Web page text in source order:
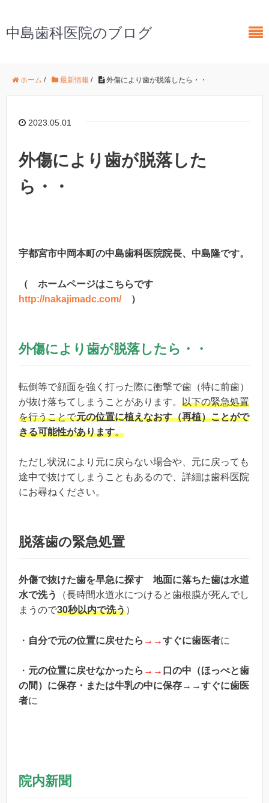
中島歯科医院のブログ
ホーム / 最新情報 / 外傷により歯が脱落したら・・
2023.05.01
外傷により歯が脱落した
ら・・
宇都宮市中岡本町の中島歯科医院院長、中島隆です。
（ ホームページはこちらです
http://nakajimadc.com/）
外傷により歯が脱落したら・・
転倒等で顔面を強く打った際に衝撃で歯（特に前歯）
が抜け落ちてしまうことがあります。 以下の緊急処置
を行うことで元の位置に植えなおす（再植）ことがで
きる可能性があります。
ただし状況により元に戻らない場合や、元に戻っても
途中で抜けてしまうこともあるので、詳細は歯科医院
にお尋ねください。
脱落歯の緊急処置
外傷で抜けた歯を早急に探す 地面に落ちた歯は水道
水で洗う
（長時間水道水につけると歯根膜が死んでし
まうので30秒以内で洗う）
・ 自分で元の位置に戻せたら →→すぐに歯医者に
・ 元の位置に戻せなかったら →→ 口の中（ほっぺと歯
の間）に保存・または牛乳の中に保存→→すぐに歯医
者に
院内新聞